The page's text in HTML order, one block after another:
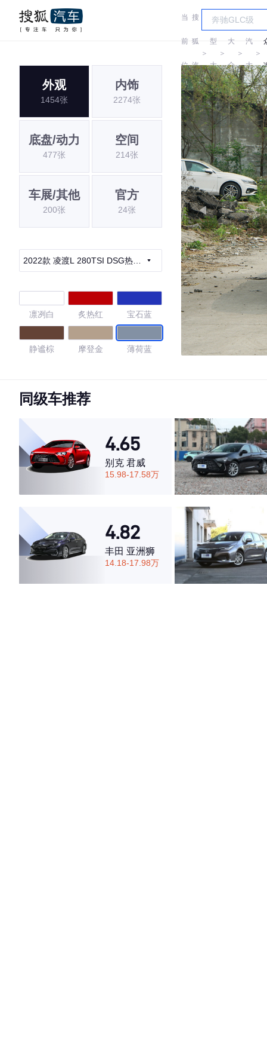
当
前
位
置:
搜
狐
汽
车
＞
车
型
大
全
＞
大
众
＞
上
汽
大
众
＞
外观
1454张
内饰
2274张
底盘/动力
477张
空间
214张
车展/其他
200张
官方
24张
2022款 凌渡L 280TSI DSG热辣
凛冽白 炙热红 宝石蓝
静谧棕 摩登金 薄荷蓝
4.63
·外观表现较为优秀，优于83%同级车
·内饰表现较为优秀，优于57%同级车
·空间表现一般，低于69%同级车
同级车推荐
4.65
别克 君威
15.98-17.58万
4.82
丰田 亚洲狮
14.18-17.98万